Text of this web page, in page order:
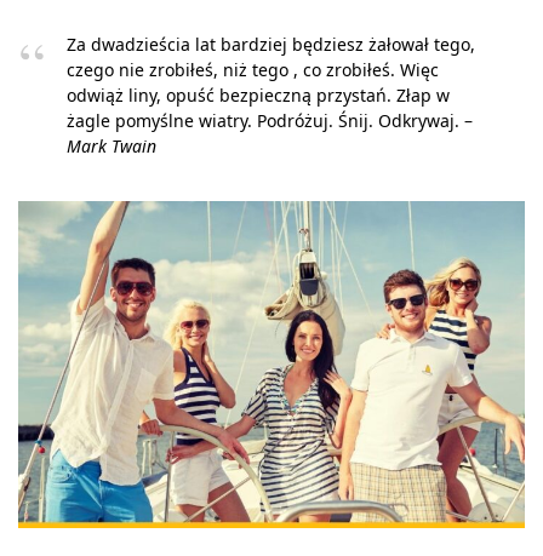
Za dwadzieścia lat bardziej będziesz żałował tego,
czego nie zrobiłeś, niż tego , co zrobiłeś. Więc
odwiąż liny, opuść bezpieczną przystań. Złap w
żagle pomyślne wiatry. Podróżuj. Śnij. Odkrywaj. –
Mark Twain